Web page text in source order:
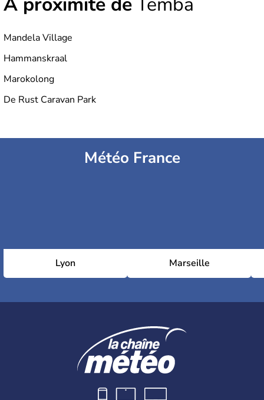
Mandela Village
Hammanskraal
Marokolong
De Rust Caravan Park
Météo France
Lyon Marseille